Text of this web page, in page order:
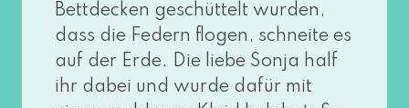
Bettdecken geschüt­telt wur­den,
dass die Federn flo­gen, schnei­te es
auf der Erde. Die lie­be Sonja half
ihr dabei und wur­de dafür mit